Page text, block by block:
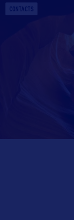
CONTACTS